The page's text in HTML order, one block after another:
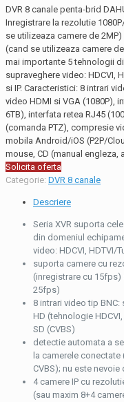
DVR 8 canale penta-brid
Inregistrare la rezolutie
se utilizeaza camere de
(cand se utilizeaza camere
mai importante 5 tehnologii
supraveghere video: HDCVI,
si IP. Caracteristici: 8 intrari
video HDMI si VGA (1080P),
6TB), interfata retea RJ45
(comanda PTZ), compresie
mobila Android/iOS (P2P/
mouse, CD (manual engleza,
Solicita oferta
Categorie: DVR 8 canale
Descriere
Seria XVR suporta
din domeniul
video: HDCVI, HDTVI/
suporta camere cu
(inregistrare cu 15fps)
25fps)
8 intrari video tip
HD (tehnologie
SD (CVBS)
detectie automata a
la camerele conectate
CVBS); nu este
4 camere IP cu
(sau maxim 8+4